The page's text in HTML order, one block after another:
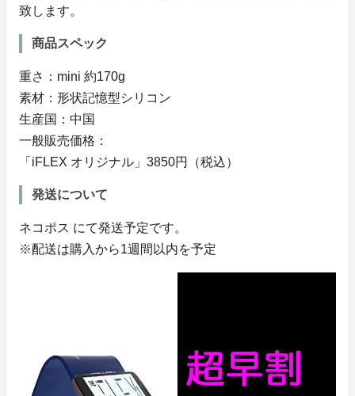
致します。
商品スペック
重さ：mini 約170g
素材：形状記憶型シリコン
生産国：中国
一般販売価格：
「iFLEX オリジナル」3850円（税込）
発送について
ネコポス にて発送予定です。
※配送は購入から1週間以内を予定